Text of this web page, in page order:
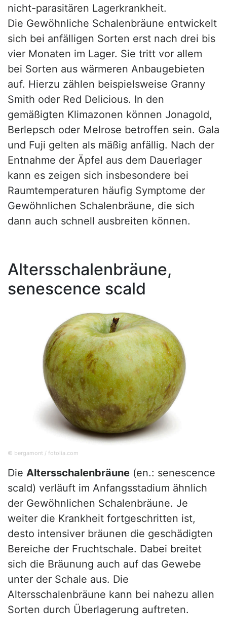
nicht-parasitären Lagerkrankheit.
Die Gewöhnliche Schalenbräune entwickelt
sich bei anfälligen Sorten erst nach drei bis
vier Monaten im Lager. Sie tritt vor allem
bei Sorten aus wärmeren Anbaugebieten
auf. Hierzu zählen beispielsweise Granny
Smith oder Red Delicious. In den
gemäßigten Klimazonen können Jonagold,
Berlepsch oder Melrose betroffen sein. Gala
und Fuji gelten als mäßig anfällig. Nach der
Entnahme der Äpfel aus dem Dauerlager
kann es zeigen sich insbesondere bei
Raumtemperaturen häufig Symptome der
Gewöhnlichen Schalenbräune, die sich
dann auch schnell ausbreiten können.
Altersschalenbräune,
senescence scald
© bergamont / fotolia.com
Die Altersschalenbräune (en.: senescence
scald) verläuft im Anfangsstadium ähnlich
der Gewöhnlichen Schalenbräune. Je
weiter die Krankheit fortgeschritten ist,
desto intensiver bräunen die geschädigten
Bereiche der Fruchtschale. Dabei breitet
sich die Bräunung auch auf das Gewebe
unter der Schale aus. Die
Altersschalenbräune kann bei nahezu allen
Sorten durch Überlagerung auftreten.